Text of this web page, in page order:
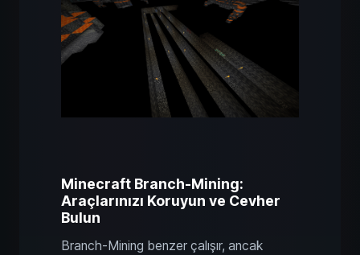
Minecraft Branch-Mining:
Araçlarınızı Koruyun ve Cevher
Bulun
Branch-Mining benzer çalışır, ancak